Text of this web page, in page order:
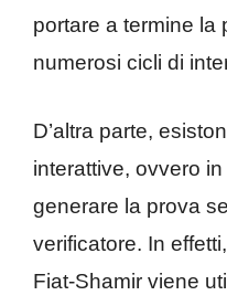
portare a termine la
numerosi cicli di
D’altra parte,
interattive, ovvero
generare la prova
verificatore. In
Fiat-Shamir viene